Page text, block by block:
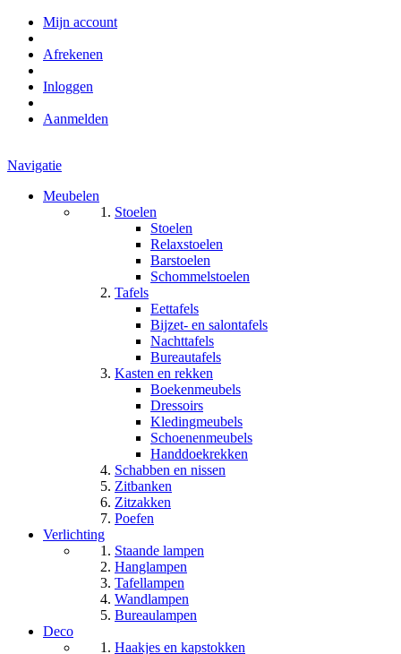
Mijn account
Afrekenen
Inloggen
Aanmelden
Navigatie
Meubelen
Stoelen
Stoelen
Relaxstoelen
Barstoelen
Schommelstoelen
Tafels
Eettafels
Bijzet- en salontafels
Nachttafels
Bureautafels
Kasten en rekken
Boekenmeubels
Dressoirs
Kledingmeubels
Schoenenmeubels
Handdoekrekken
Schabben en nissen
Zitbanken
Zitzakken
Poefen
Verlichting
Staande lampen
Hanglampen
Tafellampen
Wandlampen
Bureaulampen
Deco
Haakjes en kapstokken